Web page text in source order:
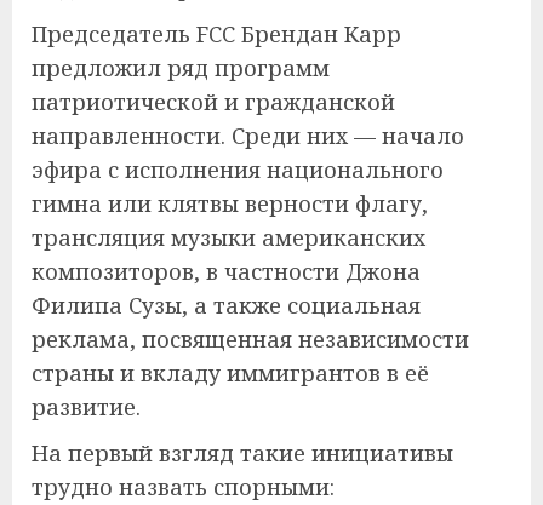
Председатель FCC Брендан Карр
предложил ряд программ
патриотической и гражданской
направленности. Среди них — начало
эфира с исполнения национального
гимна или клятвы верности флагу,
трансляция музыки американских
композиторов, в частности Джона
Филипа Сузы, а также социальная
реклама, посвященная независимости
страны и вкладу иммигрантов в её
развитие.
На первый взгляд такие инициативы
трудно назвать спорными: